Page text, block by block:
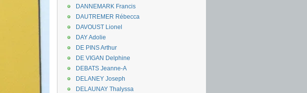
DANNEMARK Francis
DAUTREMER Rébecca
DAVOUST Lionel
DAY Adolie
DE PINS Arthur
DE VIGAN Delphine
DEBATS Jeanne-A
DELANEY Joseph
DELAUNAY Thalyssa